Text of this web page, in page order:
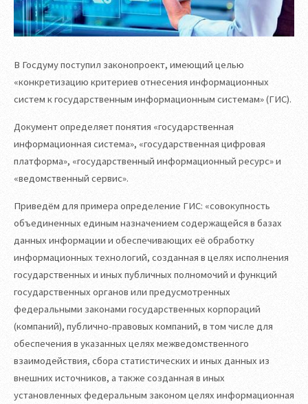
В Госдуму поступил законопроект, имеющий целью
«конкретизацию критериев отнесения информационных
систем к государственным информационным системам» (ГИС).
Документ определяет понятия «государственная
информационная система», «государственная цифровая
платформа», «государственный информационный ресурс» и
«ведомственный сервис».
Приведём для примера определение ГИС: «совокупность
объединенных единым назначением содержащейся в базах
данных информации и обеспечивающих её обработку
информационных технологий, созданная в целях исполнения
государственных и иных публичных полномочий и функций
государственных органов или предусмотренных
федеральными законами государственных корпораций
(компаний), публично-правовых компаний, в том числе для
обеспечения в указанных целях межведомственного
взаимодействия, сбора статистических и иных данных из
внешних источников, а также созданная в иных
установленных федеральным законом целях информационная